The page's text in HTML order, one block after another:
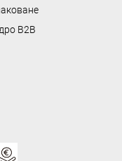
B2B